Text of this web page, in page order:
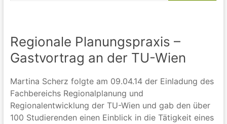
Regionale Planungspraxis –
Gastvortrag an der TU-Wien
Martina Scherz folgte am 09.04.14 der Einladung des
Fachbereichs Regionalplanung und
Regionalentwicklung der TU-Wien und gab den über
100 Studierenden einen Einblick in die Tätigkeit eines